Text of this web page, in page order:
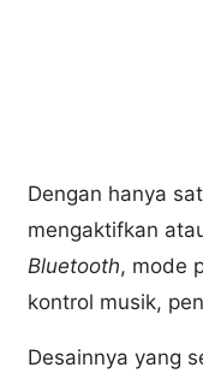
Dengan hanya
mengaktifkan
Bluetooth, mode
kontrol musik,
Desainnya yang